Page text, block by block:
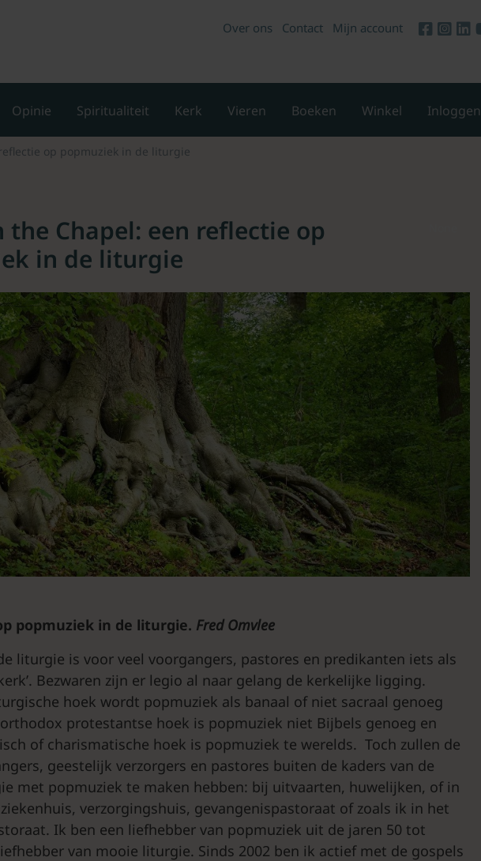
Over ons Contact Mijn account
Opinie Spiritualiteit Kerk Vieren Boeken Winkel Inloggen
op popmuziek in de liturgie
the Chapel: een reflectie op
in de liturgie
popmuziek in de liturgie. Fred Omvlee
liturgie is voor veel voorgangers, pastores en predikanten iets als
Bezwaren zijn er legio al naar gelang de kerkelijke ligging.
hoek wordt popmuziek als banaal of niet sacraal genoeg
protestantse hoek is popmuziek niet Bijbels genoeg en
of charismatische hoek is popmuziek te werelds. Toch zullen de
geestelijk verzorgers en pastores buiten de kaders van de
met popmuziek te maken hebben: bij uitvaarten, huwelijken, of in
verzorgingshuis, gevangenispastoraat of zoals ik in het
Ik ben een liefhebber van popmuziek uit de jaren 50 tot
van mooie liturgie. Sinds 2002 ben ik actief met de gospels